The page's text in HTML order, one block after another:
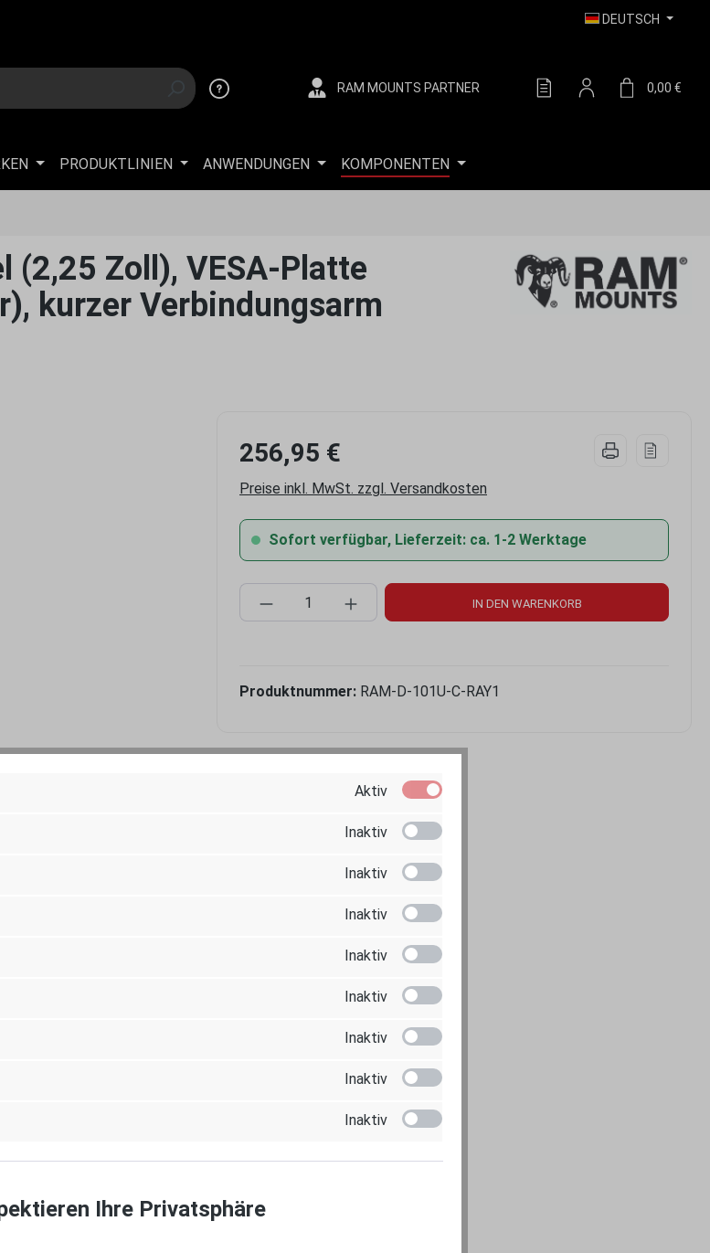
DEUTSCH
RAM MOUNTS PARTNER DU HAST 0 PRODUKTE
0,00 €
PRODUKTLINIEN ANWENDUNGEN KOMPONENTEN
(2,25 Zoll), VESA-Platte
kurzer Verbindungsarm
256,95 €
Preise inkl. MwSt. zzgl. Versandkosten
Sofort verfügbar, Lieferzeit: ca. 1-2 Werktage
Produkt Anzahl: Gib den gewünschten Wert
IN DEN WARENKORB
Produktnummer: RAM-D-101U-C-RAY1
WA
Aktiv
Inaktiv
Inaktiv
Inaktiv
Inaktiv
Inaktiv
Inaktiv
Inaktiv
Inaktiv
Ihre Privatsphäre